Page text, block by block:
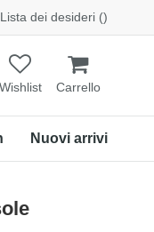
Lista dei desideri ()
Wishlist Carrello
Nuovi arrivi